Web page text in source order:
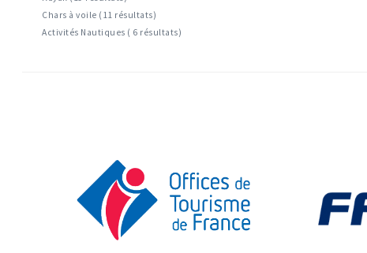
Chars à voile (11 résultats)
Activités Nautiques ( 6 résultats)